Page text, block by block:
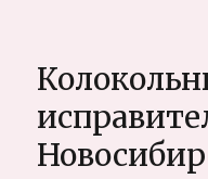
твоя
была
лишь
сном?